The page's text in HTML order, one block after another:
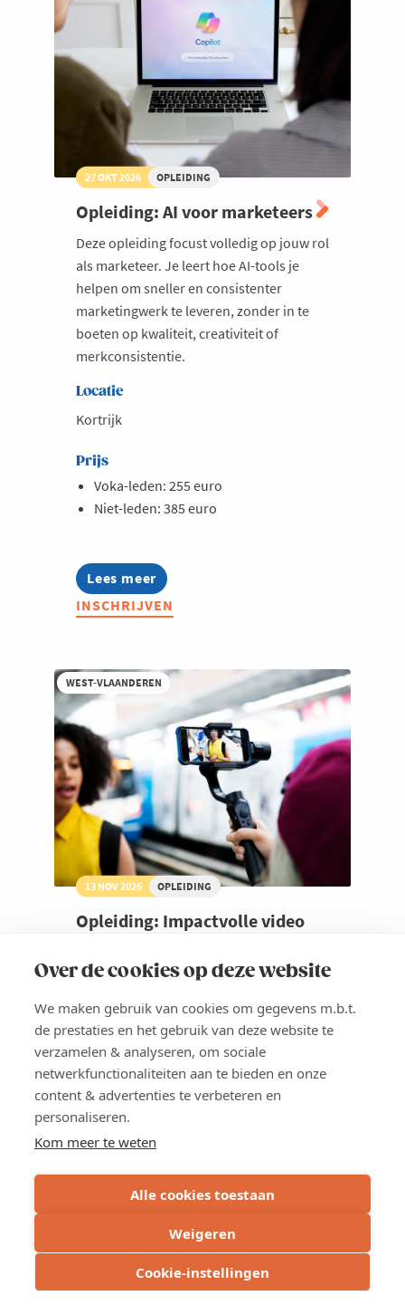
Over de cookies op deze website
We maken gebruik van cookies om gegevens m.b.t.
de prestaties en het gebruik van deze website te
verzamelen & analyseren, om sociale
netwerkfunctionaliteiten aan te bieden en onze
content & advertenties te verbeteren en
personaliseren.
Kom meer te weten
Alle cookies toestaan
Weigeren
Cookie-instellingen
27 OKT 2026 OPLEIDING
Opleiding: AI voor marketeers
Deze opleiding focust volledig op jouw rol
als marketeer. Je leert hoe AI-tools je
helpen om sneller en consistenter
marketingwerk te leveren, zonder in te
boeten op kwaliteit, creativiteit of
merkconsistentie.
Locatie
Kortrijk
Prijs
Voka-leden: 255 euro
Niet-leden: 385 euro
Lees meer
about
Opleiding:
AI
INSCHRIJVEN
WEST-VLAANDEREN
13 NOV 2026 OPLEIDING
Opleiding: Impactvolle video
smartphone
Video is vandaag onmisbaar in elke
marketingaanpak. Maar hoe zet je video
slim en doelgericht in? Hoe zorg je dat je
smartphonevideo’s niet alleen mooi zijn,
maar ook bijdragen aan je bedrijfs- en
marketingdoelen?
Prijs
Voka-leden: 765 euro
Niet-leden: 1.155 euro
Lees meer
INSCHRIJVEN